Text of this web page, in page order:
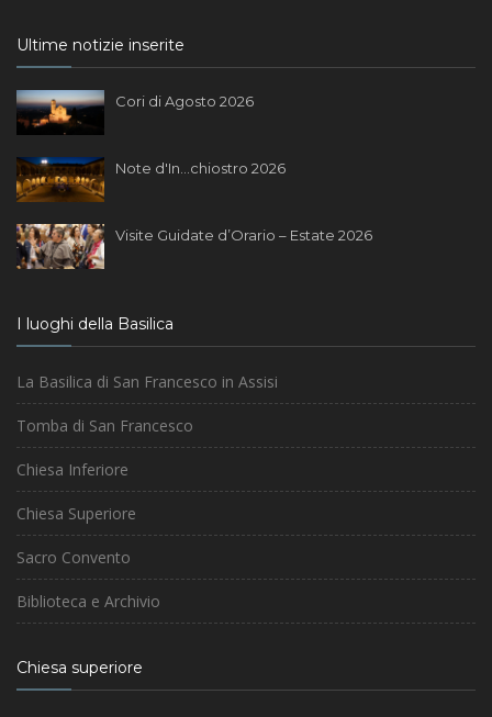
Ultime notizie inserite
Cori di Agosto 2026
Note d'In...chiostro 2026
Visite Guidate d’Orario – Estate 2026
I luoghi della Basilica
La Basilica di San Francesco in Assisi
Tomba di San Francesco
Chiesa Inferiore
Chiesa Superiore
Sacro Convento
Biblioteca e Archivio
Chiesa superiore